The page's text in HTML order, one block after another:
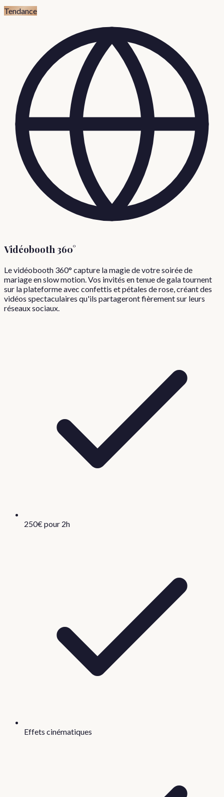
Tendance
Vidéobooth 360°
Le vidéobooth 360° capture la magie de votre soirée de
mariage en slow motion. Vos invités en tenue de gala tournent
sur la plateforme avec confettis et pétales de rose, créant des
vidéos spectaculaires qu'ils partageront fièrement sur leurs
réseaux sociaux.
250€ pour 2h
Effets cinématiques